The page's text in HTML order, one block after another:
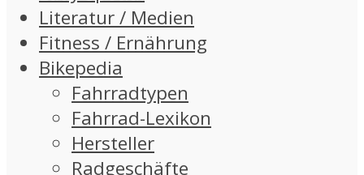
Literatur / Medien
Fitness / Ernährung
Bikepedia
Fahrradtypen
Fahrrad-Lexikon
Hersteller
Radgeschäfte